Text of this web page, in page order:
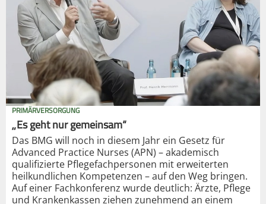
PRIMÄRVERSORGUNG
„Es geht nur gemeinsam“
Das BMG will noch in diesem Jahr ein Gesetz für
Advanced Practice Nurses (APN) – akademisch
qualifizierte Pflegefachpersonen mit erweiterten
heilkundlichen Kompetenzen – auf den Weg bringen.
Auf einer Fachkonferenz wurde deutlich: Ärzte, Pflege
und Krankenkassen ziehen zunehmend an einem